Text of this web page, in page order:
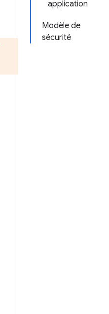
application
Modèle de
sécurité